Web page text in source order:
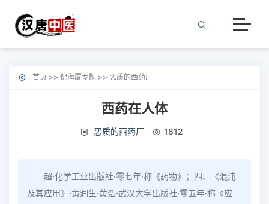
首页 >> 倪海厦专题 >> 恶质的西药厂
西药在人体
恶质的西药厂 1812
超·化学工业出版社·零七年·称《药物》；四、《混沌
及其应用》·黄润生·黄浩·武汉大学出版社·零五年·称《应